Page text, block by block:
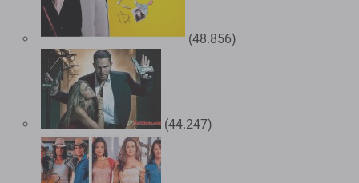
(48.856)
(44.247)